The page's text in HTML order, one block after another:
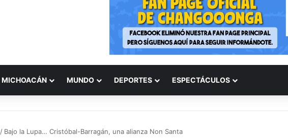
MICHOACÁN MUNDO DEPORTES ESPECTÁCULOS
/ Bajo la Lupa… Cristóbal-Barragán, una alianza Non Santa